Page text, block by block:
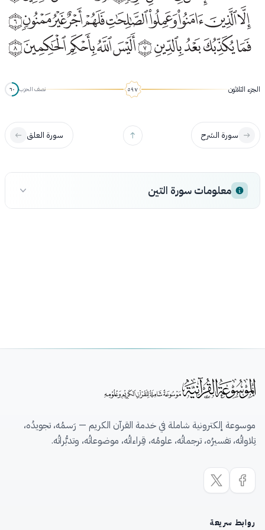
نصف الحزب ٦٠ الجزء الثلاثون
سورة الشرح سورة العلق
معلومات سورة التين
موسوعة إلكترونية شاملة في خدمة القرآن الكريم — رَسمُه، تجويدُه،
تِلاواتُه، تفسيرُه، ترجماتُه، علومُه، قِراءاتُه، موضوعاتُه، وتدبُّراتُه.
روابط سريعة